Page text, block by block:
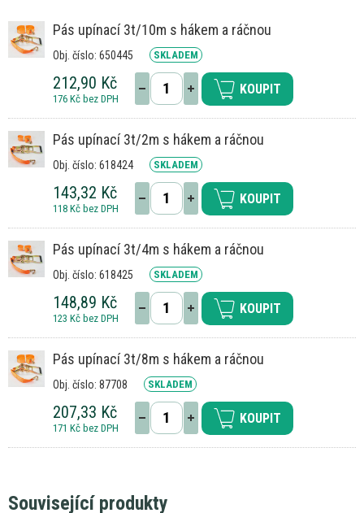
Pás upínací 3t/10m s hákem a ráčnou
Obj. číslo: 650445 SKLADEM
212,90 Kč
176 Kč bez DPH
KOUPIT
Pás upínací 3t/2m s hákem a ráčnou
Obj. číslo: 618424 SKLADEM
143,32 Kč
118 Kč bez DPH
KOUPIT
Pás upínací 3t/4m s hákem a ráčnou
Obj. číslo: 618425 SKLADEM
148,89 Kč
123 Kč bez DPH
KOUPIT
Pás upínací 3t/8m s hákem a ráčnou
Obj. číslo: 87708 SKLADEM
207,33 Kč
171 Kč bez DPH
KOUPIT
Související produkty